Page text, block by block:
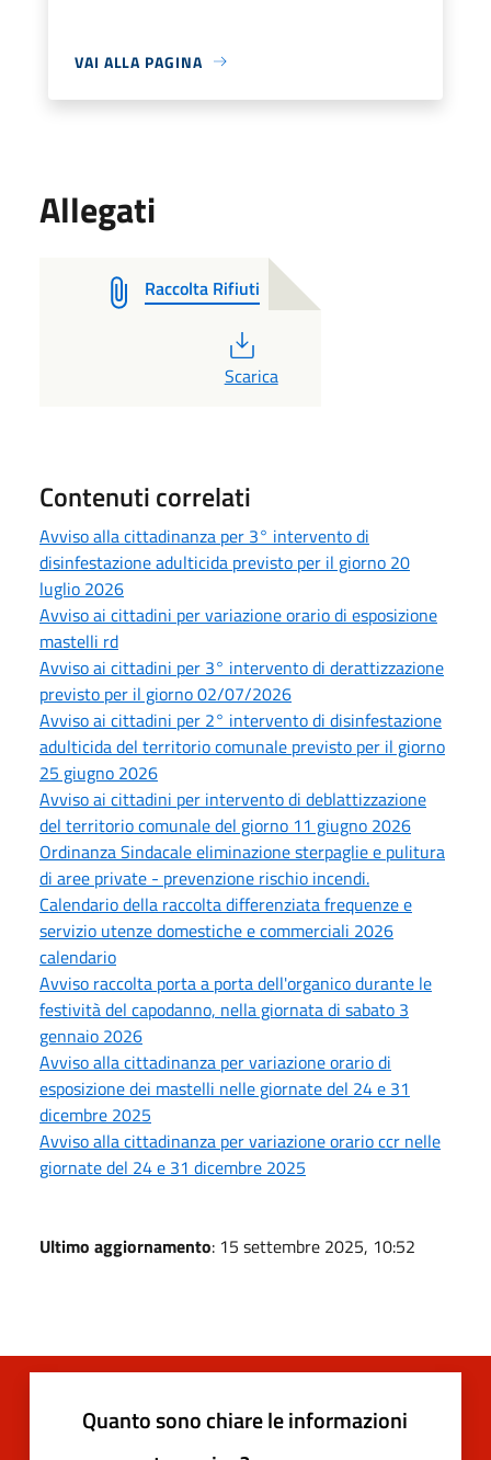
VAI ALLA PAGINA
Allegati
Raccolta Rifiuti
PDF
Scarica
Contenuti correlati
Avviso alla cittadinanza per 3° intervento di
disinfestazione adulticida previsto per il giorno 20
luglio 2026
Avviso ai cittadini per variazione orario di esposizione
mastelli rd
Avviso ai cittadini per 3° intervento di derattizzazione
previsto per il giorno 02/07/2026
Avviso ai cittadini per 2° intervento di disinfestazione
adulticida del territorio comunale previsto per il giorno
25 giugno 2026
Avviso ai cittadini per intervento di deblattizzazione
del territorio comunale del giorno 11 giugno 2026
Ordinanza Sindacale eliminazione sterpaglie e pulitura
di aree private - prevenzione rischio incendi.
Calendario della raccolta differenziata frequenze e
servizio utenze domestiche e commerciali 2026
calendario
Avviso raccolta porta a porta dell'organico durante le
festività del capodanno, nella giornata di sabato 3
gennaio 2026
Avviso alla cittadinanza per variazione orario di
esposizione dei mastelli nelle giornate del 24 e 31
dicembre 2025
Avviso alla cittadinanza per variazione orario ccr nelle
giornate del 24 e 31 dicembre 2025
Ultimo aggiornamento: 15 settembre 2025, 10:52
Quanto sono chiare le informazioni